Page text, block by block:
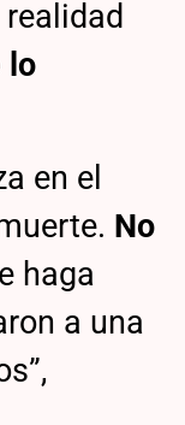
lo
en el
No
haga
a una